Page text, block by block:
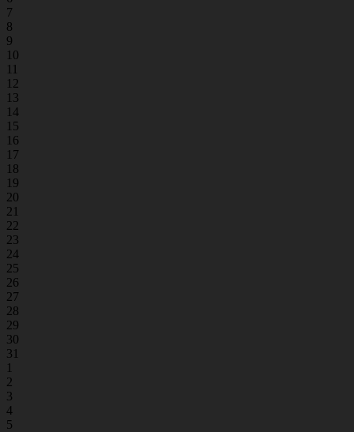
7
8
9
10
11
12
13
14
15
16
17
18
19
20
21
22
23
24
25
26
27
28
29
30
31
1
2
3
4
5